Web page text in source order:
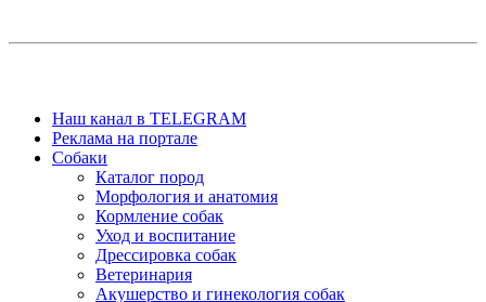
Наш канал в TELEGRAM
Реклама на портале
Собаки
Каталог пород
Морфология и анатомия
Кормление собак
Уход и воспитание
Дрессировка собак
Ветеринария
Акушерство и гинекология собак